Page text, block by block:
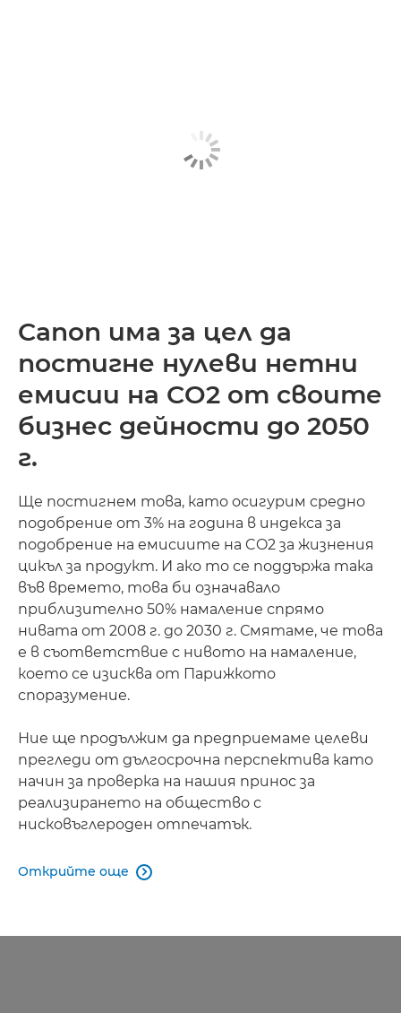
Canon има за цел да
постигне нулеви нетни
емисии на CO2 от своите
бизнес дейности до 2050
г.
Ще постигнем това, като осигурим средно
подобрение от 3% на година в индекса за
подобрение на емисиите на CO2 за жизнения
цикъл за продукт. И ако то се поддържа така
във времето, това би означавало
приблизително 50% намаление спрямо
нивата от 2008 г. до 2030 г. Смятаме, че това
е в съответствие с нивото на намаление,
което се изисква от Парижкото
споразумение.
Ние ще продължим да предприемаме целеви
прегледи от дългосрочна перспектива като
начин за проверка на нашия принос за
реализирането на общество с
нисковъглероден отпечатък.
Открийте още 